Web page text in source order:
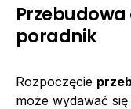
poradnik
Rozpoczęcie
może wydawać